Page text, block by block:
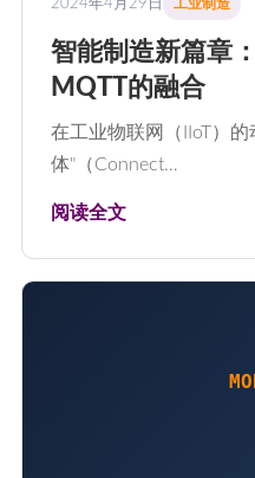
2024年4月29日 工业制造
智能制造新篇章
MQTT的融合
在工业物联网（IIoT）
体"（Connect…
阅读全文